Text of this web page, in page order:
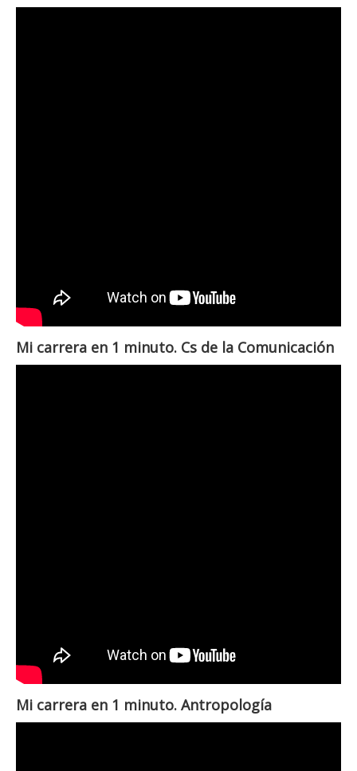
Mi carrera en 1 minuto. Cs de la Comunicación
Mi carrera en 1 minuto. Antropología